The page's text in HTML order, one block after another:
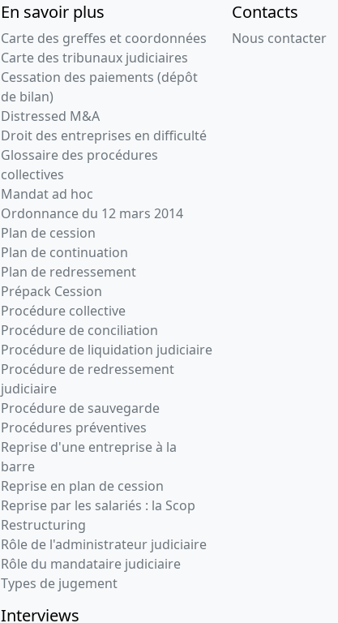
En savoir plus
Carte des greffes et coordonnées
Carte des tribunaux judiciaires
Cessation des paiements (dépôt
de bilan)
Distressed M&A
Droit des entreprises en difficulté
Glossaire des procédures
collectives
Mandat ad hoc
Ordonnance du 12 mars 2014
Plan de cession
Plan de continuation
Plan de redressement
Prépack Cession
Procédure collective
Procédure de conciliation
Procédure de liquidation judiciaire
Procédure de redressement
judiciaire
Procédure de sauvegarde
Procédures préventives
Reprise d'une entreprise à la
barre
Reprise en plan de cession
Reprise par les salariés : la Scop
Restructuring
Rôle de l'administrateur judiciaire
Rôle du mandataire judiciaire
Types de jugement
Interviews
Contacts
Nous contacter